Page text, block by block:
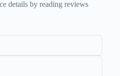
details by reading reviews